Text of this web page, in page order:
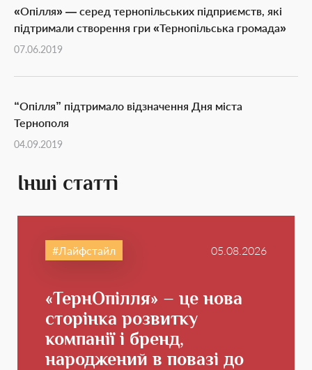
«Опілля» — серед тернопільських підприємств, які
підтримали створення гри «Тернопільська громада»
07.06.2019
“Опілля” підтримало відзначення Дня міста
Тернополя
04.09.2019
Інші статті
Лайфстайл 05.08.2026
«ТернОпілля» – це нова
сторінка розвитку
компанії і бренд,
народжений в повазі до